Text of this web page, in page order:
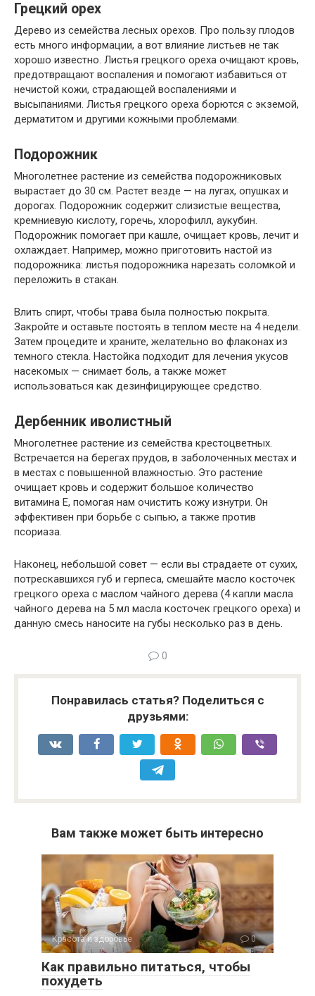
Грецкий орех
Дерево из семейства лесных орехов. Про пользу плодов
есть много информации, а вот влияние листьев не так
хорошо известно. Листья грецкого ореха очищают кровь,
предотвращают воспаления и помогают избавиться от
нечистой кожи, страдающей воспалениями и
высыпаниями. Листья грецкого ореха борются с экземой,
дерматитом и другими кожными проблемами.
Подорожник
Многолетнее растение из семейства подорожниковых
вырастает до 30 см. Растет везде — на лугах, опушках и
дорогах. Подорожник содержит слизистые вещества,
кремниевую кислоту, горечь, хлорофилл, аукубин.
Подорожник помогает при кашле, очищает кровь, лечит и
охлаждает. Например, можно приготовить настой из
подорожника: листья подорожника нарезать соломкой и
переложить в стакан.
Влить спирт, чтобы трава была полностью покрыта.
Закройте и оставьте постоять в теплом месте на 4 недели.
Затем процедите и храните, желательно во флаконах из
темного стекла. Настойка подходит для лечения укусов
насекомых — снимает боль, а также может
использоваться как дезинфицирующее средство.
Дербенник иволистный
Многолетнее растение из семейства крестоцветных.
Встречается на берегах прудов, в заболоченных местах и
в местах с повышенной влажностью. Это растение
очищает кровь и содержит большое количество
витамина Е, помогая нам очистить кожу изнутри. Он
эффективен при борьбе с сыпью, а также против
псориаза.
Наконец, небольшой совет — если вы страдаете от сухих,
потрескавшихся губ и герпеса, смешайте масло косточек
грецкого ореха с маслом чайного дерева (4 капли масла
чайного дерева на 5 мл масла косточек грецкого ореха) и
данную смесь наносите на губы несколько раз в день.
0
Понравилась статья? Поделиться с
друзьями:
Вам также может быть интересно
Красота и здоровье 0
Как правильно питаться, чтобы
похудеть